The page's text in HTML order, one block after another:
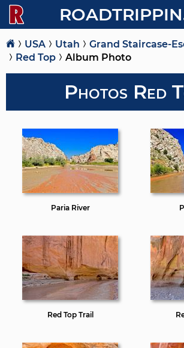
USA Utah
Grand Staircase-
Red Top
Album Photo
Photos Red
Paria River
Red Top Trail